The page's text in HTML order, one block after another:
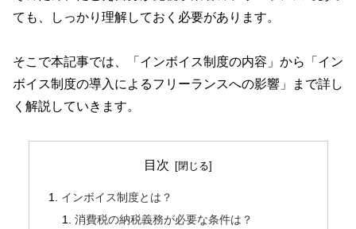
ても、しっかり理解しておく必要があります。
そこで本記事では、「インボイス制度の内容」から「イン
ボイス制度の導入によるフリーランスへの影響」まで詳し
く解説していきます。
目次
インボイス制度とは？
消費税の納税義務が必要な条件は？